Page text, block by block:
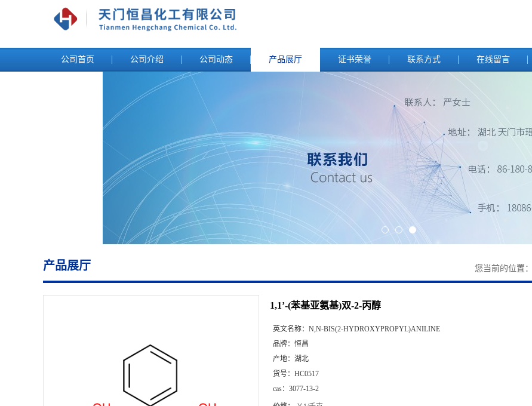
公司首页 公司介绍 公司动态 产品展厅 证书荣誉 联系方式 在线留言
产品展厅 您当前的位置：
1,1’-(苯基亚氨基)双-2-丙醇
英文名称： N,N-BIS(2-HYDROXYPROPYL)ANILINE
品牌： 恒昌
产地： 湖北
货号： HC0517
cas： 3077-13-2